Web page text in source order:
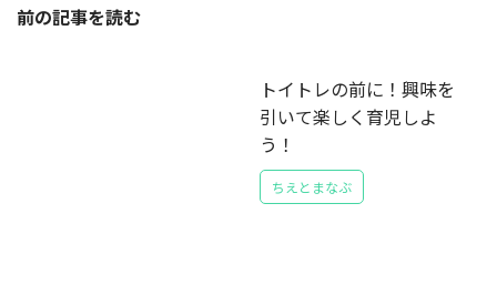
前の記事を読む
トイトレの前に！興味を
引いて楽しく育児しよ
う！
ちえとまなぶ